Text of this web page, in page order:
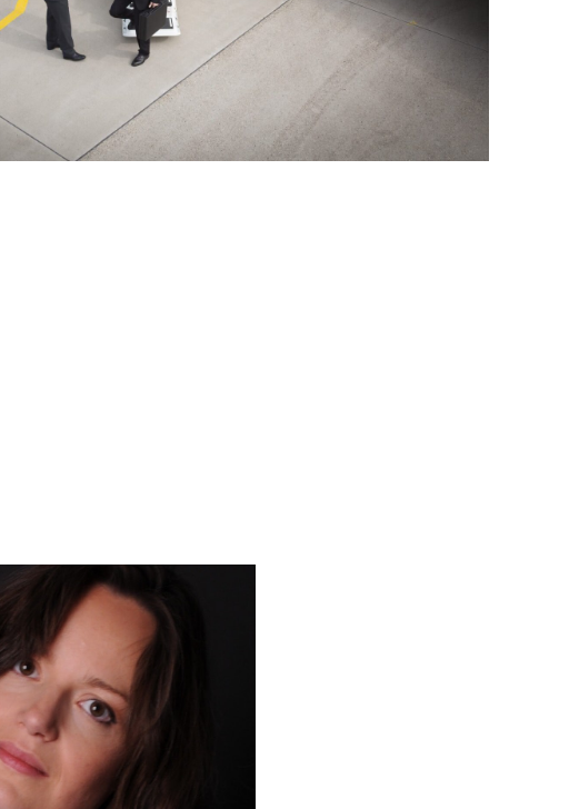
מנהלת הכספים של החברה, וכן אחראית על
של המטוסים הפרטיים המנוהלים על ידי LynxJet.
מריה אחראית על הניתוחים הפיננסים
לרכישת מטוסים.
מריה בעלת תואר שני מבית הספר לכלכלה